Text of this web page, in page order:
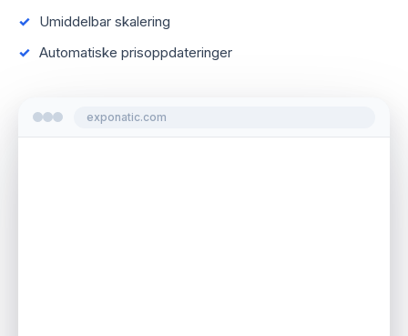
Umiddelbar skalering
Automatiske prisoppdateringer
exponatic.com